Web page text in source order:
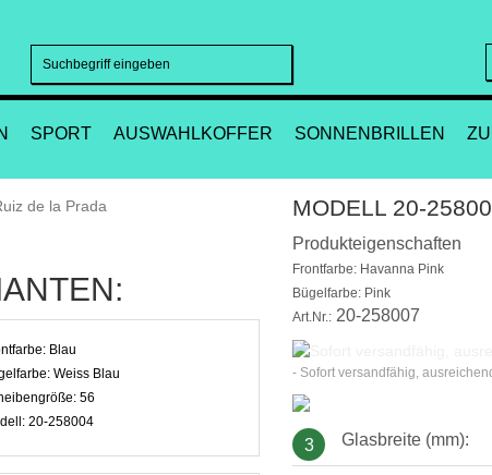
SPORT AUSWAHLKOFFER SONNENBRILLEN
Blau
Weiss Blau
56
20-258004
MODELL 20-
Produkteigenschaften
Frontfarbe: Havanna Pink
Bügelfarbe: Pink
Art.Nr.: 20-258007
- Sofort versandfähig,
3 Glasbreite (mm):